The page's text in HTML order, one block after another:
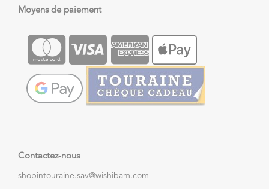
Moyens de paiement
Contactez-nous
shopintouraine.sav@wishibam.com